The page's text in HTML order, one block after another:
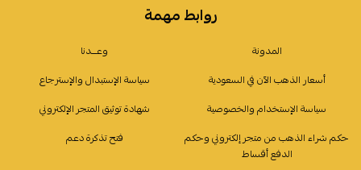
روابط مهمة
المدونة
وعـــدنا
أسعار الذهب الآن في السعودية
سياسة الإستبدال والإسترجاع
سياسة الإستخدام والخصوصية
شهادة توثيق المتجر الإلكتروني
حكم شراء الذهب من متجر إلكتروني وحكم
الدفع أقساط
فتح تذكرة دعم